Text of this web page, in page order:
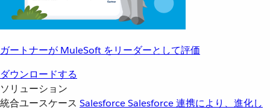
ガートナーが MuleSoft をリーダーとして評価
ダウンロードする
ソリューション
統合ユースケース SalesforceSalesforce 連携により、進化し